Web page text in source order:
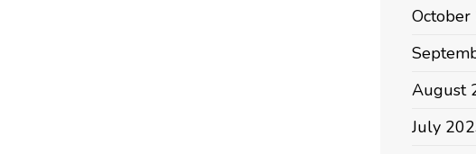
August
July